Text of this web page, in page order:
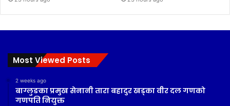
Most Viewed Posts
2 weeks ago
बाग्लुङका प्रमुख सेनानी तारा बहादुर खड्का वीर दल गणको
गणपति नियुक्त